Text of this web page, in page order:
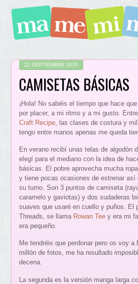
22 SEPTIEMBRE 2020
CAMISETAS BÁSICAS
¡Hola! No sabéis el tiempo que hace
por placer, a mi ritmo y a mi gusto.
Craft Recipe , las clases de costura y
tengo entre manos apenas me queda
En verano recibí unas telas de algodón
elegí para el mediano con la idea de
básicas. El pobre aprovecha mucha
y tiene pocas ocasiones de estrenar así
su turno. Son 3 puntos de camiseta
caramelo y gaviotas) y dos sudaderas
suaves que usaré en cuello y puños. El
Threads, se llama Rowan Tee y era mi
era pequeño.
Me tendréis que perdonar pero os voy a
millón de fotos, me ha resultado
decena.
La segunda es la versión manga larga